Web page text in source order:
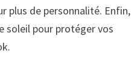
plus de personnalité. Enfin,
soleil pour protéger vos